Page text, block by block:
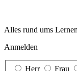
Alles rund ums
Anmelden
Herr Frau